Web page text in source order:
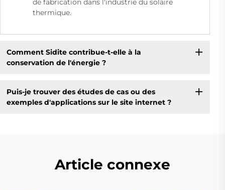
de fabrication dans l'industrie du solaire
thermique.
Comment Sidite contribue-t-elle à la
conservation de l'énergie ?
Puis-je trouver des études de cas ou des
exemples d'applications sur le site internet ?
Article connexe